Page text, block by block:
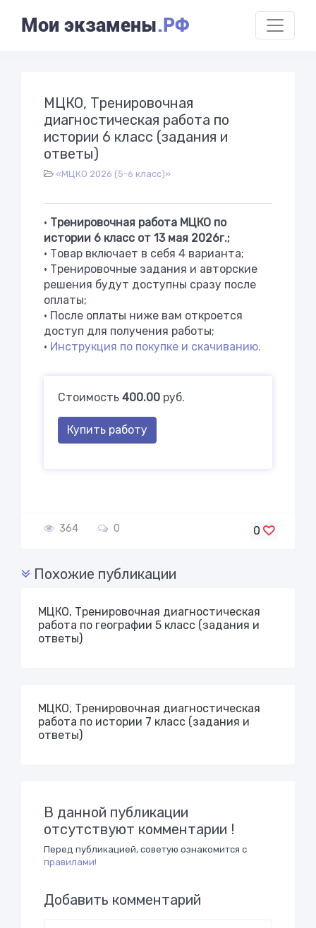
Мои экзамены.РФ
МЦКО, Тренировочная
диагностическая работа по
истории 6 класс (задания и
ответы)
«МЦКО 2026 (5-6 класс)»
• Тренировочная работа МЦКО по
истории 6 класс от 13 мая 2026г.;
• Товар включает в себя 4 варианта;
• Тренировочные задания и авторские
решения будут доступны сразу после
оплаты;
• После оплаты ниже вам откроется
доступ для получения работы;
• Инструкция по покупке и скачиванию.
Стоимость 400.00 руб.
Купить работу
364 0 0
Похожие публикации
МЦКО, Тренировочная диагностическая
работа по географии 5 класс (задания и
ответы)
МЦКО, Тренировочная диагностическая
работа по истории 7 класс (задания и
ответы)
В данной публикации
отсутствуют комментарии !
Перед публикацией, советую ознакомится с
правилами!
Добавить комментарий